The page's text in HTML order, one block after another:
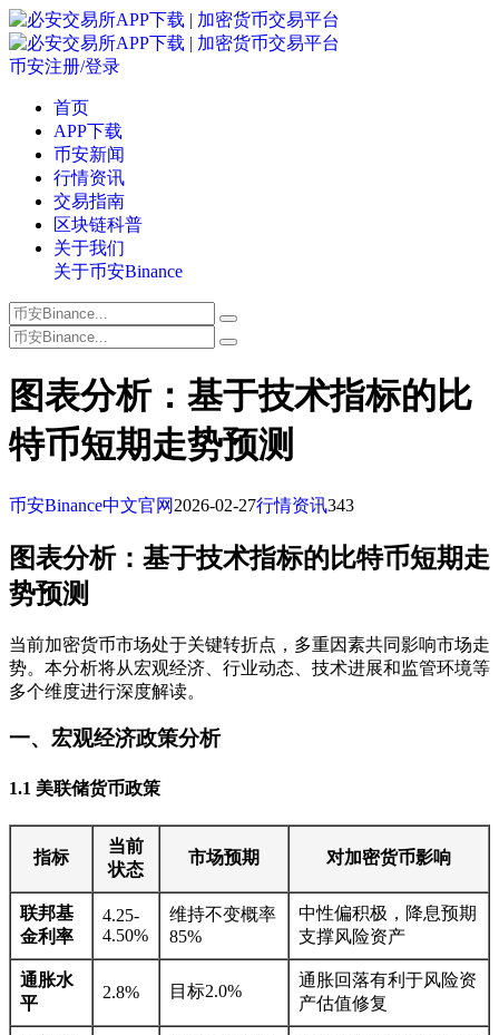
币安注册/登录
首页
APP下载
币安新闻
行情资讯
交易指南
区块链科普
关于我们
关于币安Binance
图表分析：基于技术指标的比
特币短期走势预测
币安Binance中文官网 2026-02-27行情资讯343
图表分析：基于技术指标的比特币短期走
势预测
当前加密货币市场处于关键转折点，多重因素共同影响市场走
势。本分析将从宏观经济、行业动态、技术进展和监管环境等
多个维度进行深度解读。
一、宏观经济政策分析
1.1 美联储货币政策
指标
当前
状态
市场预期 对加密货币影响
联邦基
金利率
4.25-
4.50%
维持不变概率
85%
中性偏积极，降息预期
支撑风险资产
通胀水
平
2.8% 目标2.0%
通胀回落有利于风险资
产估值修复